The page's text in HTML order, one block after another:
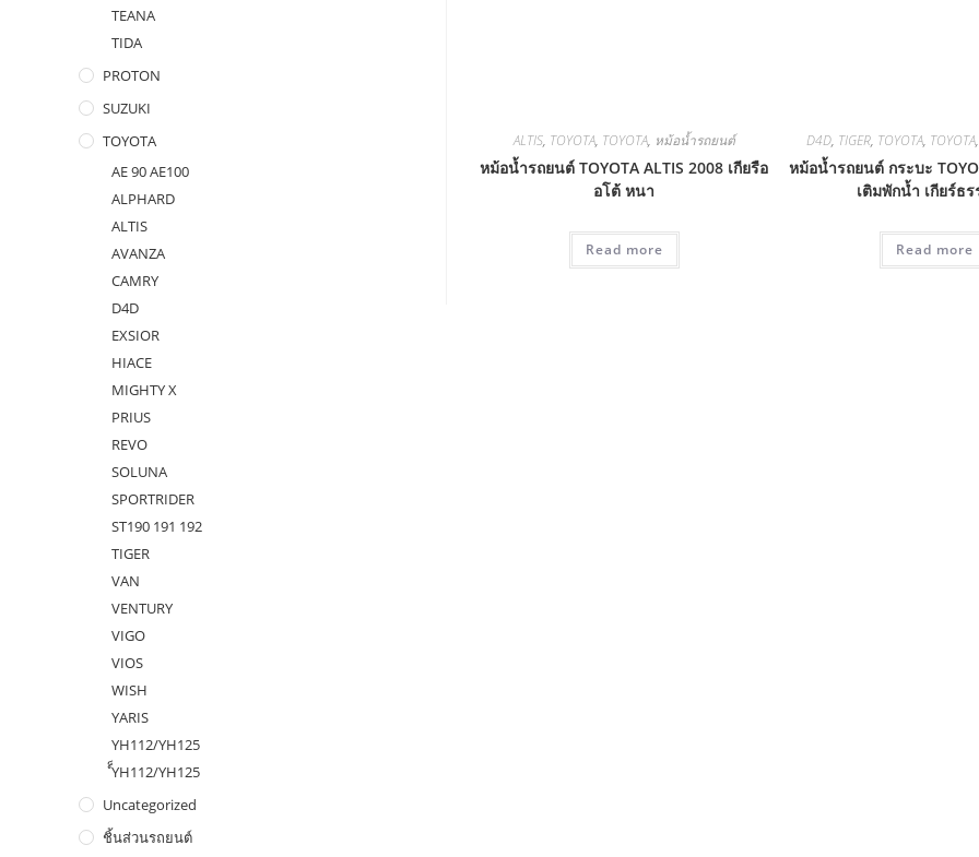
ALTIS, TOYOTA, TOYOTA, หม้อน้ำรถยนต์
หม้อน้ำรถยนต์ TOYOTA ALTIS 2008 เกียรือ
อโต้ หนา
Read more
D4D, TIGER, TOYOTA, TOYOTA,
หม้อน้ำรถยนต์ กระบะ
เติมพักน้ำ เกียร์ธ
Read more
TEANA
TIDA
PROTON
SUZUKI
TOYOTA
AE 90 AE100
ALPHARD
ALTIS
AVANZA
CAMRY
D4D
EXSIOR
HIACE
MIGHTY X
PRIUS
REVO
SOLUNA
SPORTRIDER
ST190 191 192
TIGER
VAN
VENTURY
VIGO
VIOS
WISH
YARIS
YH112/YH125
ํ็YH112/YH125
Uncategorized
ชิ้นส่วนรถยนต์